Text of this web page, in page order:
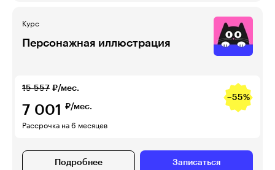
Курс
Персонажная иллюстрация
15 557 ₽/мес.
−55%
7 001 ₽/мес.
Рассрочка на 6 месяцев
Подробнее Записаться